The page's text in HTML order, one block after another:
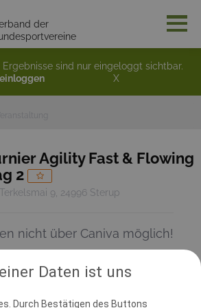
Daten ist uns
Durch Bestätigen des Buttons
der
sind nur eingeloggt sichtbar.
X
Agility Fast & Flowing
2
Terkelsmai 9, 24996 Sterup
nicht über Caniva möglich!